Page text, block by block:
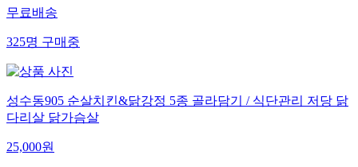
무료배송
325명 구매중
성수동905 순살치킨&닭강정 5종 골라담기 / 식단관리 저당 닭
다리살 닭가슴살
25,000원